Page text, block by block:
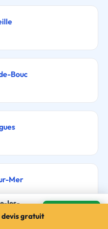
Bouc
Mer
les-
devis gratuit